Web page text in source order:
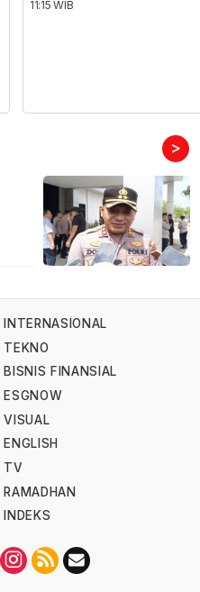
11:15 WIB
>
INTERNASIONAL
TEKNO
BISNIS FINANSIAL
ESGNOW
VISUAL
ENGLISH
TV
RAMADHAN
INDEKS